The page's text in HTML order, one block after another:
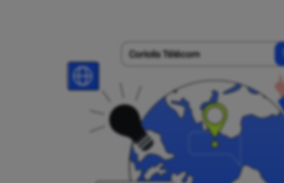
Coriolis Télécom